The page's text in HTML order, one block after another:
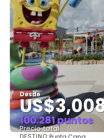
Desde
100.281 puntos
Precio total